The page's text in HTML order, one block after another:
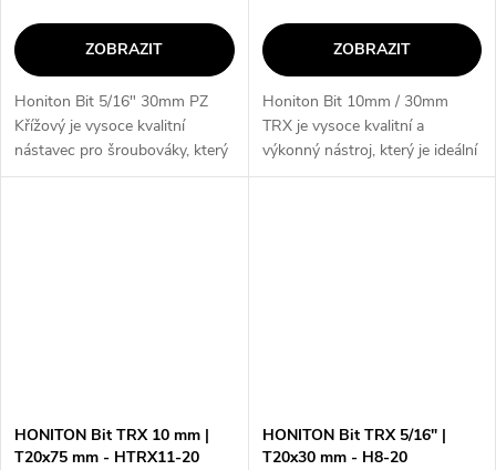
ZOBRAZIT
Honiton Bit 5/16" 30mm PZ
Křížový je vysoce kvalitní
nástavec pro šroubováky, který
vyniká svou odolností a
ZOBRAZIT
Honiton Bit 10mm / 30mm
TRX je vysoce kvalitní a
výkonný nástroj, který je ideální
pro profesionální použití. S jeho
HONITON Bit TRX 10 mm |
T20x75 mm - HTRX11-20
HONITON Bit TRX 5/16" |
T20x30 mm - H8-20